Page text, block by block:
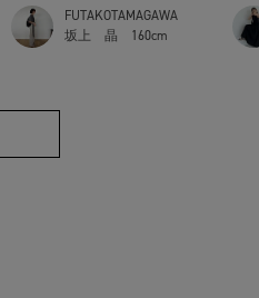
FUTAKOTAMAGAWA
坂上 晶
160cm